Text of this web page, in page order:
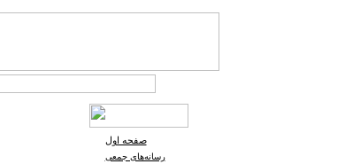
صفحه اول
رسانه‌های جمعی